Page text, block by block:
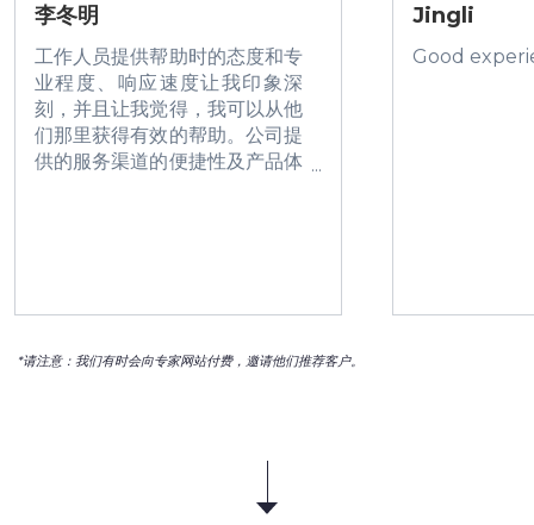
李冬明
工作人员提供帮助时的态度和专
业程度、响应速度让我印象深
刻，并且让我觉得，我可以从他
们那里获得有效的帮助。公司提
供的服务渠道的便捷性及产品体
Jingli
Good
*请注意：我们有时会向专家网站付费，邀请他们推荐客户。